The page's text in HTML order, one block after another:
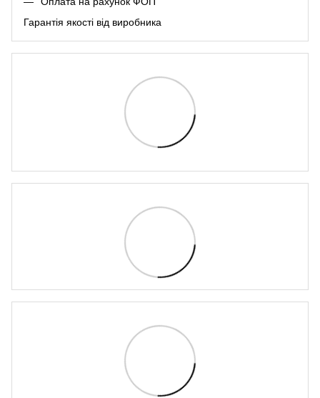
Гарантія якості від виробника